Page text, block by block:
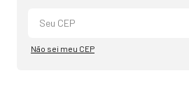
Não sei meu CEP